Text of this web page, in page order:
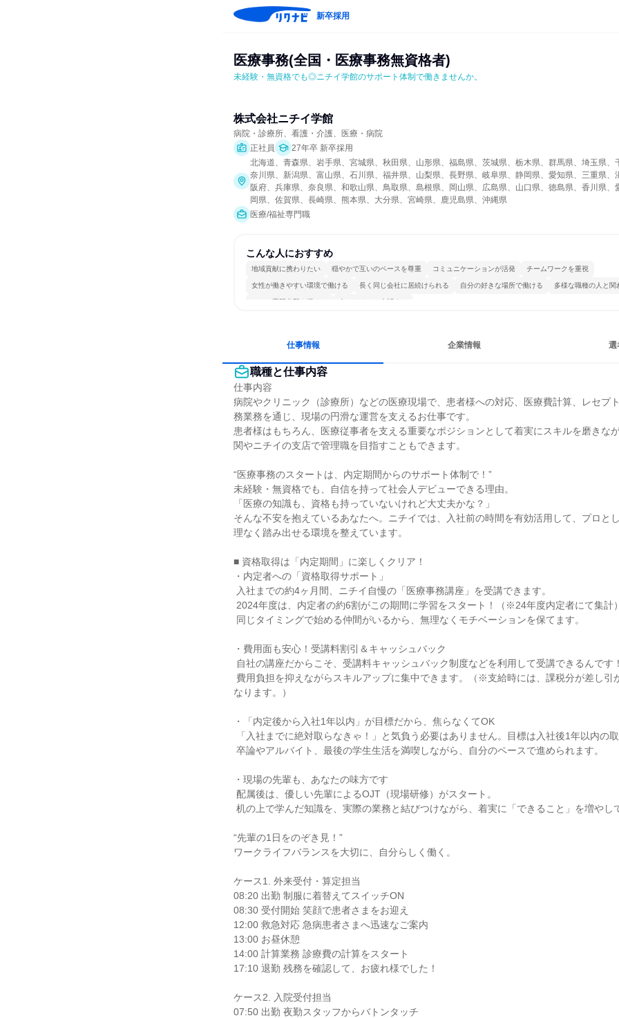
新卒採用
医療事務(全国・医療事務無資格者)
未経験・無資格でも◎ニチイ学館のサポート体制で働きませんか。
株式会社ニチイ学館
病院・診療所、看護・介護、医療・病院
正社員
27年卒 新卒採用
北海道、青森県、岩手県、宮城県、秋田県、山形県、福島県、茨城県、栃木県、群馬県、埼玉県、
奈川県、新潟県、富山県、石川県、福井県、山梨県、長野県、岐阜県、静岡県、愛知県、三重県、
阪府、兵庫県、奈良県、和歌山県、鳥取県、島根県、岡山県、広島県、山口県、徳島県、香川県、
岡県、佐賀県、長崎県、熊本県、大分県、宮崎県、鹿児島県、沖縄県
医療/福祉専門職
こんな人におすすめ
地域貢献に携わりたい 穏やかで互いのペースを尊重 コミュニケーションが活発 チームワークを重視
女性が働きやすい環境で働ける 長く同じ会社に居続けられる 自分の好きな場所で働ける 多様な職種の人と関
一つの専門分野を極める 人とたくさん会話する
仕事情報 企業情報 選
職種と仕事内容
仕事内容
病院やクリニック（診療所）などの医療現場で、患者様への対応、医療費計算、レセプ
務業務を通じ、現場の円滑な運営を支えるお仕事です。
患者様はもちろん、医療従事者を支える重要なポジションとして着実にスキルを磨きな
関やニチイの支店で管理職を目指すこともできます。
“医療事務のスタートは、内定期間からのサポート体制で！”
未経験・無資格でも、自信を持って社会人デビューできる理由。
「医療の知識も、資格も持っていないけれど大丈夫かな？」
そんな不安を抱えているあなたへ。ニチイでは、入社前の時間を有効活用して、プロと
理なく踏み出せる環境を整えています。
■ 資格取得は「内定期間」に楽しくクリア！
・内定者への「資格取得サポート」
・費用面も安心！受講料割引＆キャッシュバック
なります。）
・「内定後から入社1年以内」が目標だから、焦らなくてOK
・現場の先輩も、あなたの味方です
“先輩の1日をのぞき見！”
ワークライフバランスを大切に、自分らしく働く。
ケース1. 外来受付・算定担当
08:20 出勤 制服に着替えてスイッチON
08:30 受付開始 笑顔で患者さまをお迎え
12:00 救急対応 急病患者さまへ迅速なご案内
13:00 お昼休憩
14:00 計算業務 診療費の計算をスタート
17:10 退勤 残務を確認して、お疲れ様でした！
ケース2. 入院受付担当
07:50 出勤 夜勤スタッフからバトンタッチ